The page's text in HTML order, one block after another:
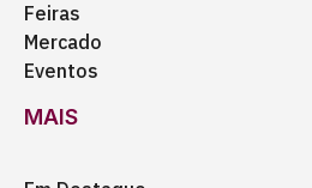
Feiras
Mercado
Eventos
MAIS